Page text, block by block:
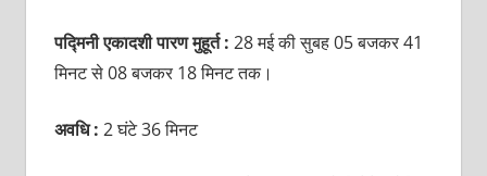
पद्मिनी एकादशी पारण मुहूर्त : 28 मई की सुबह 05 बजकर 41
मिनट से 08 बजकर 18 मिनट तक।
अवधि : 2 घंटे 36 मिनट